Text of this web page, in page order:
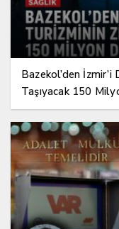
Bazekol’den
Taşıyacak 150